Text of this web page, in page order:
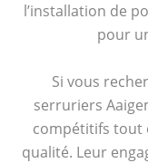
l’installation de
pour
Si vous
serruriers
compétitifs tout
qualité. Leur